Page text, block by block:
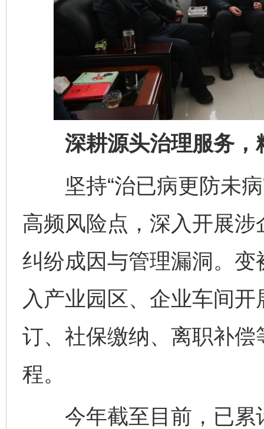
深耕源头治理服务，
坚持“治已病更防未病
高频风险点，深入开展
纠纷成因与管理漏洞。
入产业园区、企业车间
订、社保缴纳、离职补偿
程。
今年截至目前，已累